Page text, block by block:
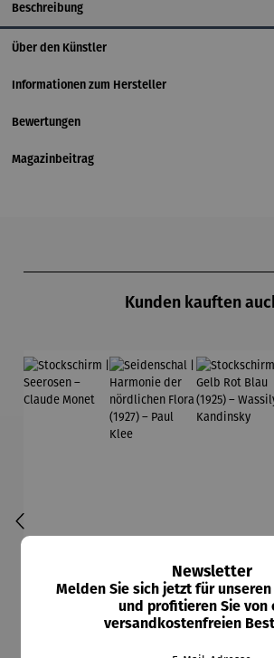
Beschreibung
Über den Künstler
Informationen zum Hersteller
Bewertungen
Magazinbeitrag
Kunden kauften
Newsletter
Melden Sie sich jetzt für
und profitieren Sie von
versandkostenfreien